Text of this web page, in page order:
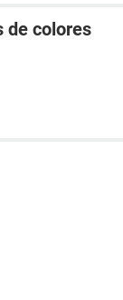
de colores